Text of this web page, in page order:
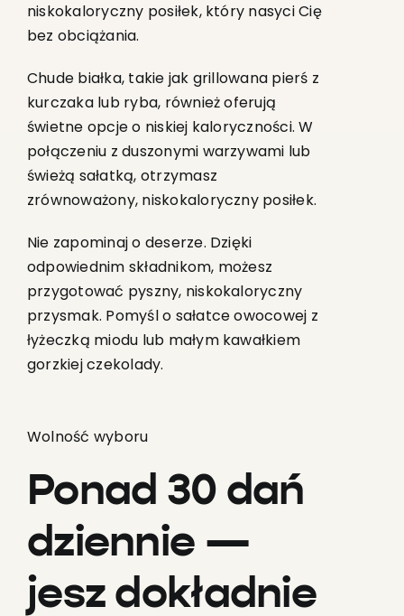
niskokaloryczny posiłek, który nasyci Cię
bez obciążania.
Chude białka, takie jak grillowana pierś z
kurczaka lub ryba, również oferują
świetne opcje o niskiej kaloryczności. W
połączeniu z duszonymi warzywami lub
świeżą sałatką, otrzymasz
zrównoważony, niskokaloryczny posiłek.
Nie zapominaj o deserze. Dzięki
odpowiednim składnikom, możesz
przygotować pyszny, niskokaloryczny
przysmak. Pomyśl o sałatce owocowej z
łyżeczką miodu lub małym kawałkiem
gorzkiej czekolady.
Wolność wyboru
Ponad 30 dań
dziennie —
jesz dokładnie